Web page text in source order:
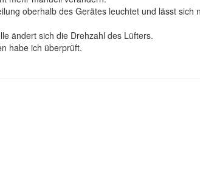
oberhalb des Gerätes leuchtet und lässt sich
ändert sich die Drehzahl des Lüfters.
habe ich überprüft.